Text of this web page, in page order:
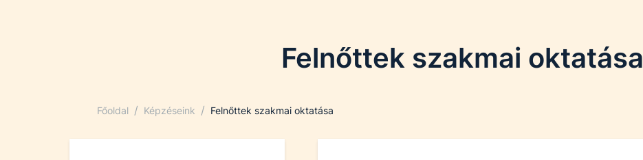
Felnőttek szakmai oktatása
Főoldal / Képzéseink / Felnőttek szakmai oktatása